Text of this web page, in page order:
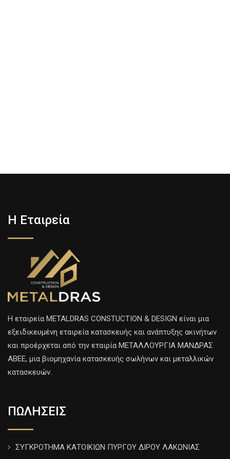
Η Εταιρεία
H εταιρεία METALDRAS CONSTUCTION & DESIGN είναι μια
εξειδικευμένη εταιρεία κατασκευής και ανάπτυξης ακινήτων
και προέρχεται από την εταιρία ΜΕΤΑΛΛΟΥΡΓΙΑ ΜΑΝΔΡΑΣ
ΑΒΕΕ, μια βιομηχανία κατασκευής σωλήνων και μεταλλικών
κατασκευών.
ΠΩΛΗΣΕΙΣ
ΣΥΓΚΡΟΤΗΜΑ ΚΑΤΟΙΚΙΩΝ ΠΥΡΓΟΥ ΔΙΡΟΥ ΛΑΚΩΝΙΑΣ